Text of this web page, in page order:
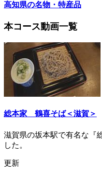
高知県の名物・特産品
本コース動画一覧
総本家 鶴喜そば＜滋賀＞
滋賀県の坂本駅で有名な『
した。
更新